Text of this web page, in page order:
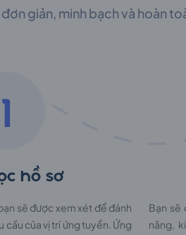
giản, minh bạch và hoàn
1
hồ sơ
sẽ được xem xét để đánh
cầu của vị trí ứng tuyển. Ứng
Bạn sẽ
năng,